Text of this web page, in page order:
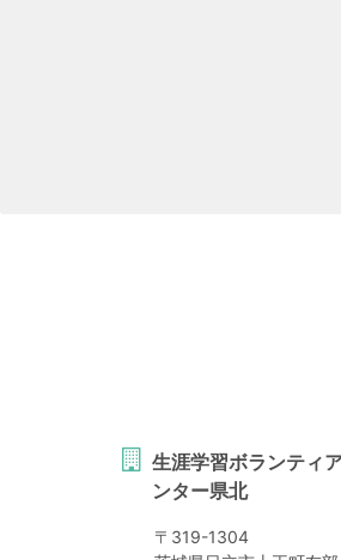
生涯学習ボランティ
ンター県北
〒 319-1304